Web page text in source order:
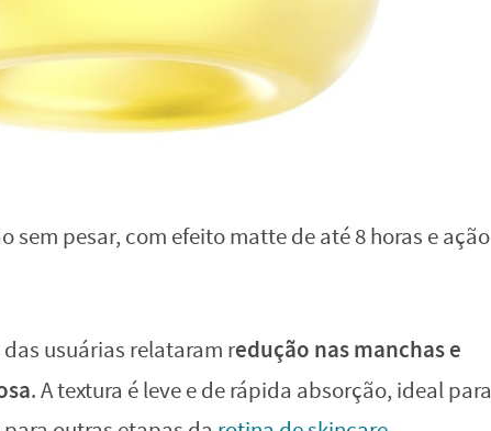
sem pesar, com efeito matte de até 8 horas e ação
usuárias relataram redução nas manchas e
. A textura é leve e de rápida absorção, ideal para